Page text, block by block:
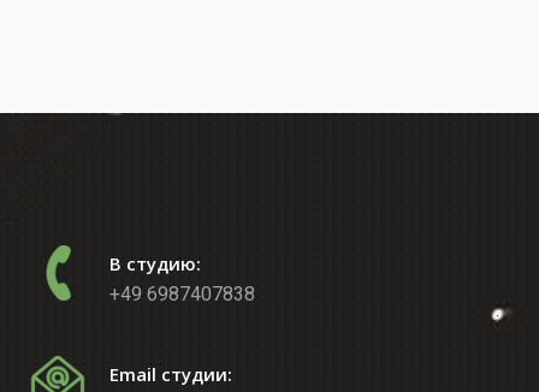
В студию:
+49 6987407838
Email студии: